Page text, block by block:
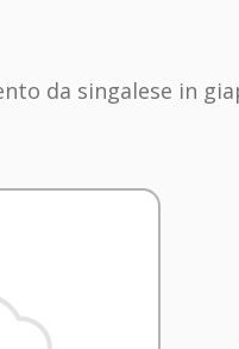
da singalese in